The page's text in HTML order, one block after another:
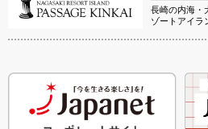
長崎の内海・
ゾートアイラ